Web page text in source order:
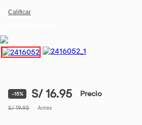
-15% S/ 16.95 Precio
S/ 19.95 Antes